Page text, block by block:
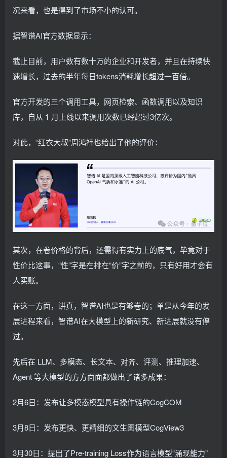
况来看，也是得到了市场不小的认可。
据智谱AI官方数据显示：
截止目前，用户数有数十万的企业和开发者，并且在持续快
速增长，过去的半年每日tokens消耗增长超过一百倍。
官方开发的三个调用工具，网页检索、函数调用以及知识
库，自从 1 月上线以来调用次数已经超过3亿次。
对此，“红衣大叔”周鸿祎也给出了他的评价：
其次，在卷价格的背后，还需得有实力上的底气，毕竟对于
性价比这事，“性”字是在排在“价”字之前的，只有好用才会有
人买账。
在这一方面，讲真，智谱AI也是有够卷的；单是从今年的发
展进程来看，智谱AI在大模型上的新研究、新进展就没有停
过。
先后在 LLM、多模态、长文本、对齐、评测、推理加速、
Agent 等大模型的方方面面都做出了诸多成果：
2月6日：发布让多模态模型具有操作链的CogCOM
3月8日：发布更快、更精细的文生图模型CogView3
3月30日：提出了Pre-training Loss作为语言模型“涌现能力”